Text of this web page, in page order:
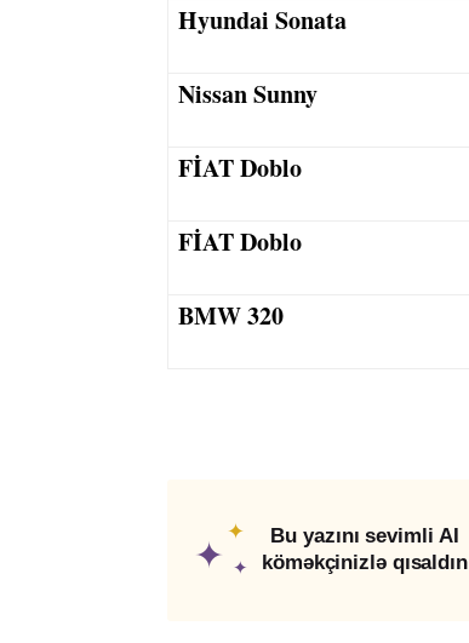
Hyundai Sonata
Nissan Sunny
FİAT Doblo
FİAT Doblo
BMW 320
✦
✦
✦
Bu yazını sevimli AI
köməkçinizlə qısaldın